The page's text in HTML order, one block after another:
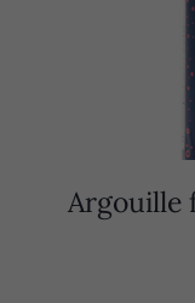
Argouille